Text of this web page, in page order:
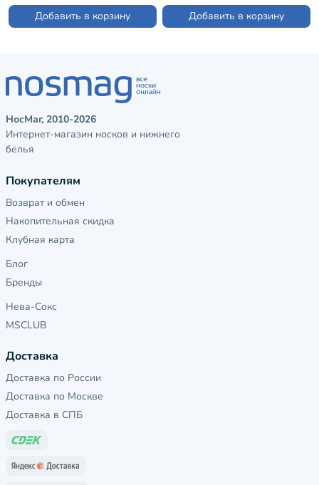
Добавить в корзину Добавить в корзину
НосМаг, 2010-2026
Интернет-магазин носков и нижнего
белья
Покупателям
Возврат и обмен
Накопительная скидка
Клубная карта
Блог
Бренды
Нева-Сокс
MSCLUB
Доставка
Доставка по России
Доставка по Москве
Доставка в СПБ